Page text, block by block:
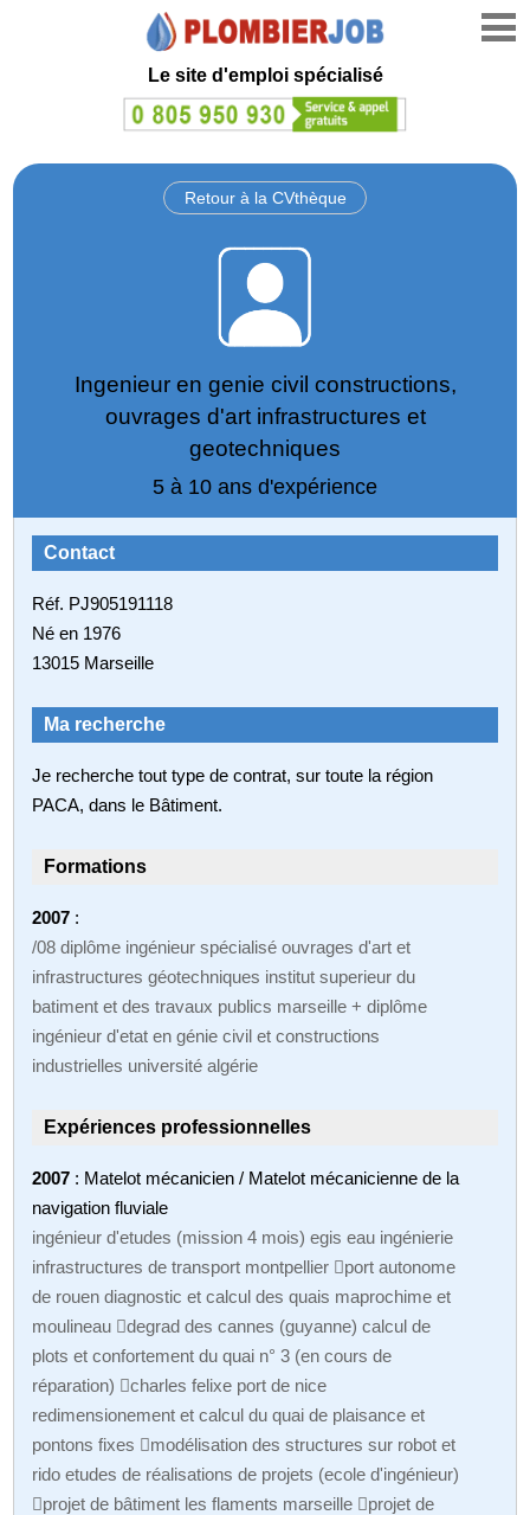
Le site d'emploi spécialisé
Retour à la CVthèque
Ingenieur en genie civil constructions,
ouvrages d'art infrastructures et
geotechniques
5 à 10 ans d'expérience
Contact
Réf. PJ905191118
Né en 1976
13015 Marseille
Ma recherche
Je recherche tout type de contrat, sur toute la région
PACA, dans le Bâtiment.
Formations
2007 :
/08 diplôme ingénieur spécialisé ouvrages d'art et
infrastructures géotechniques institut superieur du
batiment et des travaux publics marseille + diplôme
ingénieur d'etat en génie civil et constructions
industrielles université algérie
Expériences professionnelles
2007 : Matelot mécanicien / Matelot mécanicienne de la
navigation fluviale
ingénieur d'etudes (mission 4 mois) egis eau ingénierie
infrastructures de transport montpellier port autonome
de rouen diagnostic et calcul des quais maprochime et
moulineau degrad des cannes (guyanne) calcul de
plots et confortement du quai n° 3 (en cours de
réparation) charles felixe port de nice
redimensionement et calcul du quai de plaisance et
pontons fixes modélisation des structures sur robot et
rido etudes de réalisations de projets (ecole d'ingénieur)
projet de bâtiment les flaments marseille projet de